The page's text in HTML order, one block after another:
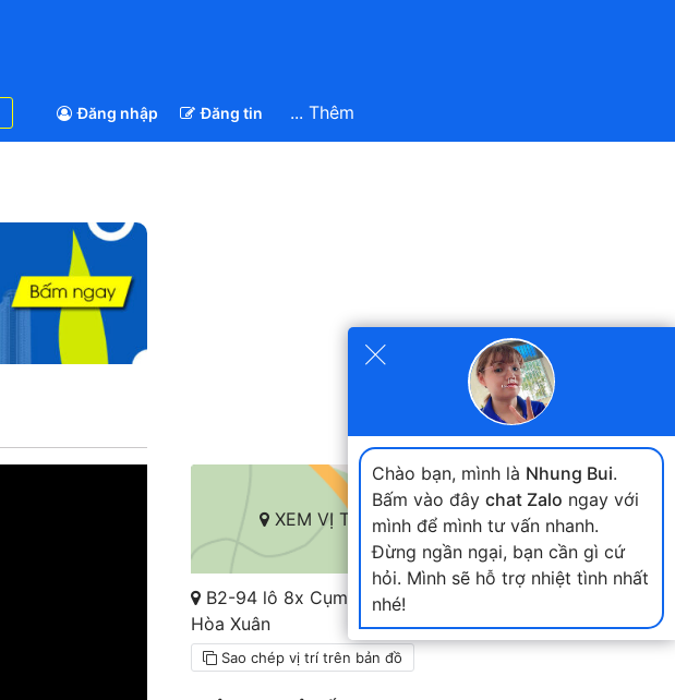
Đăng nhập Đăng tin ... Thêm
XEM VỊ TRÍ TRÊN BẢN ĐỒ
B2-94 lô 8x Cụm B2-6X đến 10X Nam
Hòa Xuân
Sao chép vị trí trên bản đồ
×
Chào bạn, mình là Nhung Bui.
Bấm vào đây chat Zalo ngay với
mình để mình tư vấn nhanh.
Đừng ngần ngại, bạn cần gì cứ
hỏi. Mình sẽ hỗ trợ nhiệt tình nhất
nhé!